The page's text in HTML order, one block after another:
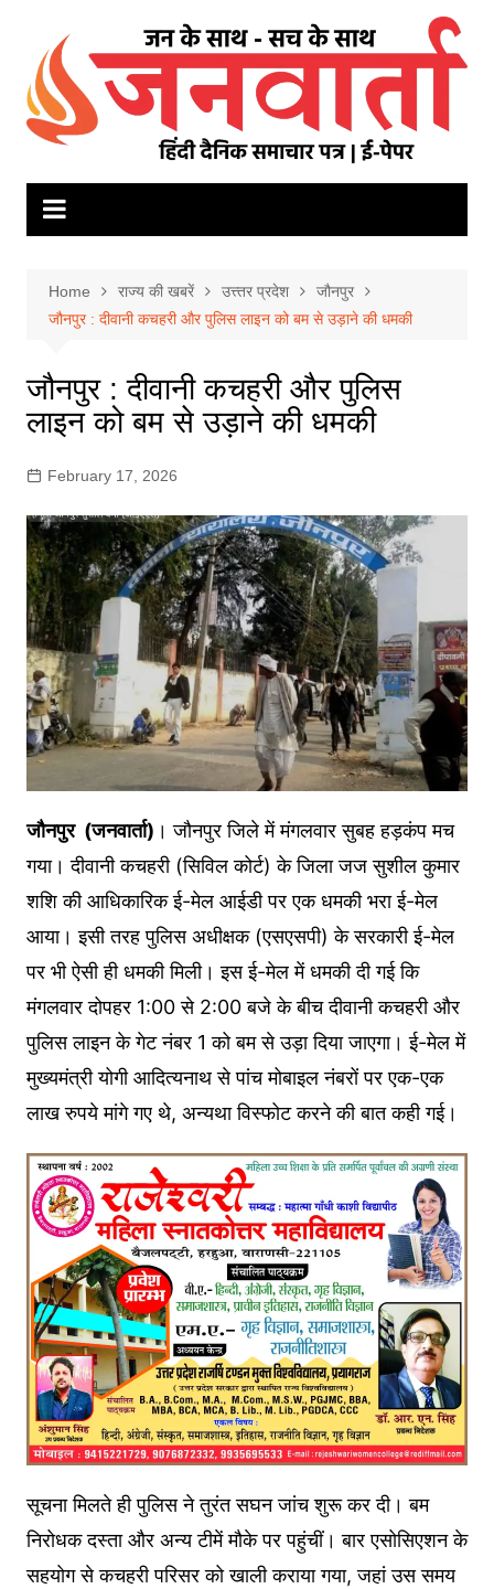
content
Home राज्य की खबरें उत्त्तर प्रदेश
जौनपुर
जौनपुर : दीवानी कचहरी और पुलिस लाइन को बम से उड़ाने की धमकी
जौनपुर : दीवानी कचहरी और पुलिस
लाइन को बम से उड़ाने की धमकी
February 17, 2026
जौनपुर (जनवार्ता) । जौनपुर जिले में मंगलवार सुबह हड़कंप मच
गया। दीवानी कचहरी (सिविल कोर्ट) के जिला जज सुशील कुमार
शशि की आधिकारिक ई-मेल आईडी पर एक धमकी भरा ई-मेल
आया। इसी तरह पुलिस अधीक्षक (एसएसपी) के सरकारी ई-मेल
पर भी ऐसी ही धमकी मिली। इस ई-मेल में धमकी दी गई कि
मंगलवार दोपहर 1:00 से 2:00 बजे के बीच दीवानी कचहरी और
पुलिस लाइन के गेट नंबर 1 को बम से उड़ा दिया जाएगा। ई-मेल में
मुख्यमंत्री योगी आदित्यनाथ से पांच मोबाइल नंबरों पर एक-एक
लाख रुपये मांगे गए थे, अन्यथा विस्फोट करने की बात कही गई।
सूचना मिलते ही पुलिस ने तुरंत सघन जांच शुरू कर दी। बम
निरोधक दस्ता और अन्य टीमें मौके पर पहुंचीं। बार एसोसिएशन के
सहयोग से कचहरी परिसर को खाली कराया गया, जहां उस समय